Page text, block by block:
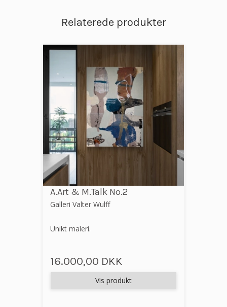
Relaterede produkter
A.Art & M.Talk No.2
Galleri Valter Wulff
Unikt maleri.
16.000,00 DKK
Vis produkt